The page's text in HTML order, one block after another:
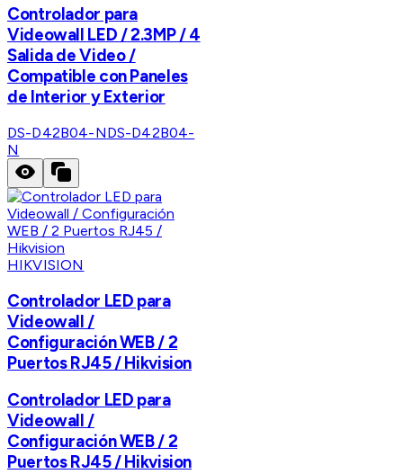
Controlador para
Videowall LED / 2.3MP / 4
Salida de Video /
Compatible con Paneles
de Interior y Exterior
DS-D42B04-NDS-D42B04-
N
HIKVISION
Controlador LED para
Videowall /
Configuración WEB / 2
Puertos RJ45 / Hikvision
Controlador LED para
Videowall /
Configuración WEB / 2
Puertos RJ45 / Hikvision